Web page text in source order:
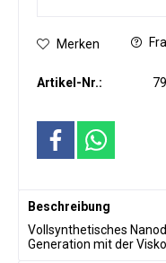
Merken
Artikel-Nr.:
Beschreibung
Vollsynthetisches
Generation mit der